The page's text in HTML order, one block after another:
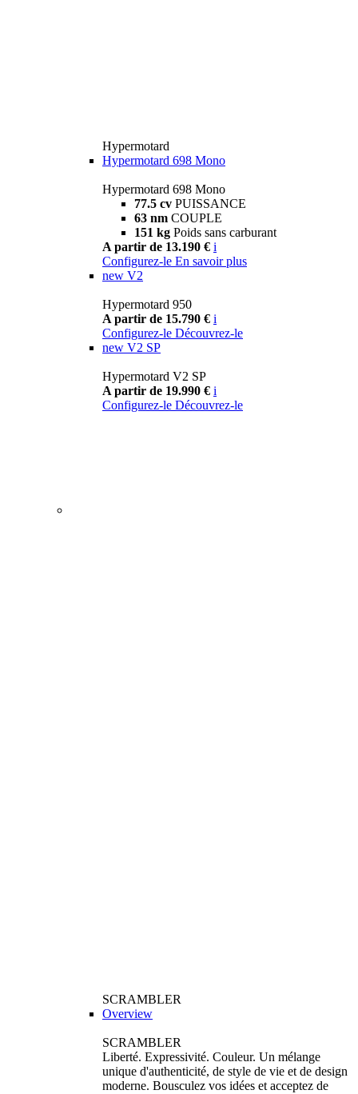
Hypermotard
Hypermotard 698 Mono
Hypermotard 698 Mono
77.5 cv PUISSANCE
63 nm COUPLE
151 kg Poids sans carburant
A partir de 13.190 € i
Configurez-le En savoir plus
new V2
Hypermotard 950
A partir de 15.790 € i
Configurez-le Découvrez-le
new V2 SP
Hypermotard V2 SP
A partir de 19.990 € i
Configurez-le Découvrez-le
SCRAMBLER
Overview
SCRAMBLER
Liberté. Expressivité. Couleur. Un mélange
unique d'authenticité, de style de vie et de design
moderne. Bousculez vos idées et acceptez de